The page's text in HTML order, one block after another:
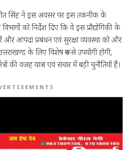
सिंह ने इस अवसर पर इस तकनीक के
को निर्देश दिए कि वे इस प्रौद्योगिकी के
और आपदा प्रबंधन एवं सुरक्षा व्यवस्था को और
के लिए विशेष रूप से उपयोगी होगी,
की वजह यात्रा एवं संचार में बड़ी चुनौतियाँ हैं।